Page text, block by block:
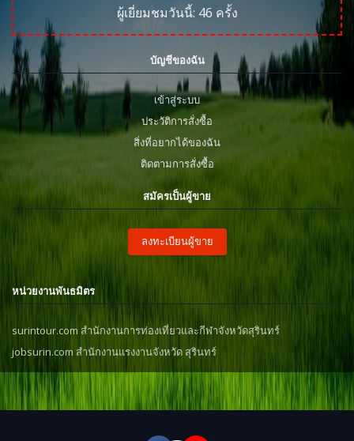
ผู้เยี่ยมชมวันนี้: 46 ครั้ง
บัญชีของฉัน
เข้าสู่ระบบ
ประวัติการสั่งซื้อ
สิ่งที่อยากได้ของฉัน
ติดตามการสั่งซื้อ
สมัครเป็นผู้ขาย
ลงทะเบียนผู้ขาย
หน่วยงานพันธมิตร
surintour.com สำนักงานการท่องเที่ยวและกีฬาจังหวัดสุรินทร์
jobsurin.com สำนักงานแรงงานจังหวัด สุรินทร์